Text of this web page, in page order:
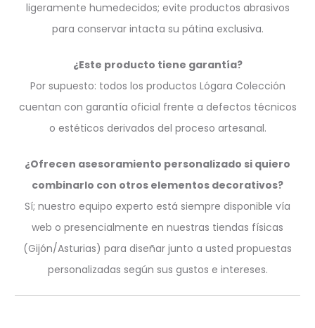
ligeramente humedecidos; evite productos abrasivos
para conservar intacta su pátina exclusiva.
¿Este producto tiene garantía?
Por supuesto: todos los productos Lógara Colección
cuentan con garantía oficial frente a defectos técnicos
o estéticos derivados del proceso artesanal.
¿Ofrecen asesoramiento personalizado si quiero
combinarlo con otros elementos decorativos?
Sí; nuestro equipo experto está siempre disponible vía
web o presencialmente en nuestras tiendas físicas
(Gijón/Asturias) para diseñar junto a usted propuestas
personalizadas según sus gustos e intereses.